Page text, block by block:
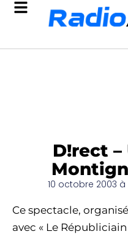
D!rect –
10 octobre 2003 à
Ce spectacle,
avec « Le